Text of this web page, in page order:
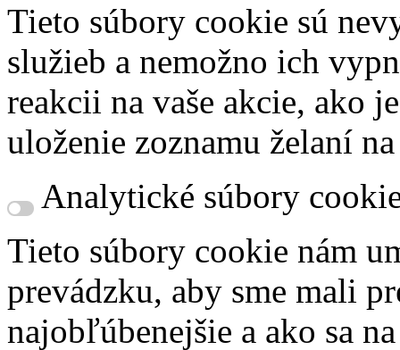
Tieto súbory cookie sú
služieb a nemožno ich
reakcii na vaše akcie, ako
uloženie zoznamu želaní
Analytické súbory
Tieto súbory cookie nám
prevádzku, aby sme mali
najobľúbenejšie a ako sa